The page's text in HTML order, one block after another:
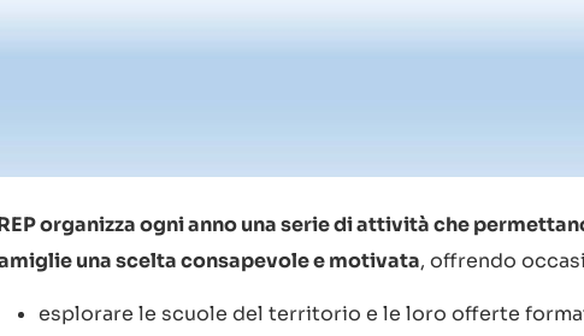
organizza ogni anno una serie di attività che
una scelta consapevole e motivata, offrendo
esplorare le scuole del territorio e le loro offerte